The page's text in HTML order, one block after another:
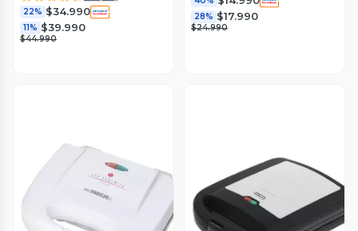
22% $34.990
11% $39.990
$44.990
28% $17.990
$24.990